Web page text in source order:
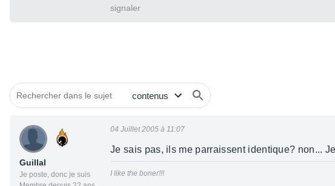
signaler
Guillal
Je poste, donc je suis
04 Juillet 2005 à 11:07
Je sais pas, ils me parraissent identique? non...
I like the boner!!!